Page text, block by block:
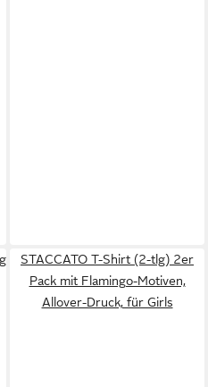
STACCATO T-Shirt (2-tlg) 2er
Pack mit Flamingo-Motiven,
Allover-Druck, für Girls